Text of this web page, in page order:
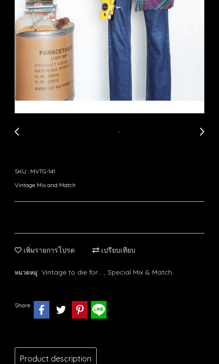
SKU : MVTG-141
Vintage Mix and Match
เพิ่มรายการโปรด เปรียบเทียบ
หมวดหมู่ : Vintage to die for... , Special Mix & Match
Share
Product description